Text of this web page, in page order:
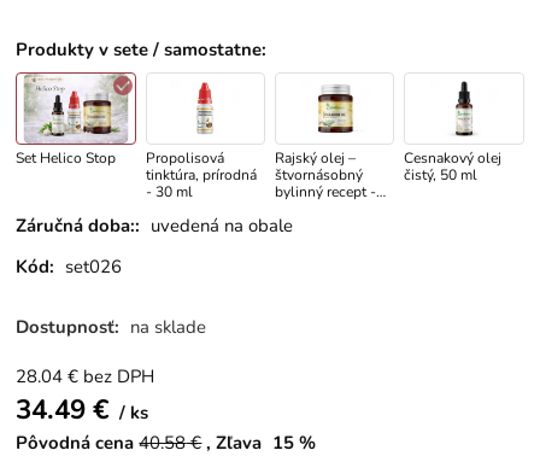
Produkty v sete / samostatne:
Set Helico Stop
Propolisová
tinktúra, prírodná
- 30 ml
Rajský olej –
štvornásobný
bylinný recept -
očista, 60 kapsúl
Cesnakový olej
čistý, 50 ml
Záručná doba:: uvedená na obale
Kód: set026
Dostupnosť: na sklade
28.04 € bez DPH
34.49€
ks
Pôvodná cena 40.58€ Zľava 15 %